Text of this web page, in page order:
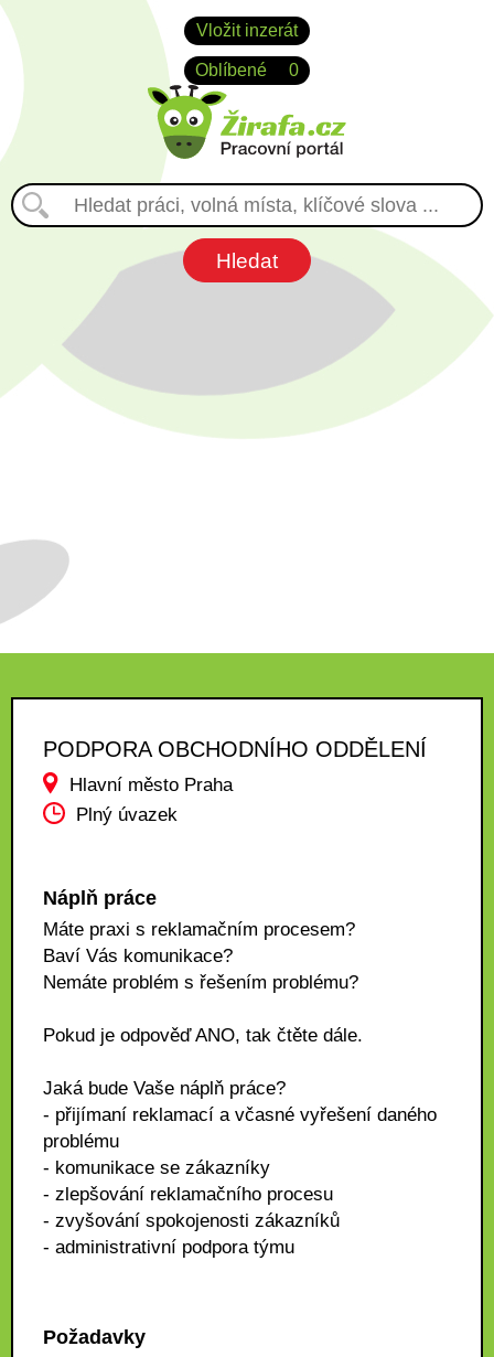
Vložit inzerát
Oblíbené 0
PODPORA OBCHODNÍHO ODDĚLENÍ
Hlavní město Praha
Plný úvazek
Náplň práce
Máte praxi s reklamačním procesem?
Baví Vás komunikace?
Nemáte problém s řešením problému?
Pokud je odpověď ANO, tak čtěte dále.
Jaká bude Vaše náplň práce?
- přijímaní reklamací a včasné vyřešení daného
problému
- komunikace se zákazníky
- zlepšování reklamačního procesu
- zvyšování spokojenosti zákazníků
- administrativní podpora týmu
Požadavky